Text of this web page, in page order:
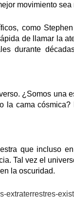
movimiento sea
como
de llamar la
durante
¿Somos una
la cama
que incluso
Tal vez el
la oscuridad.
extraterrestres-